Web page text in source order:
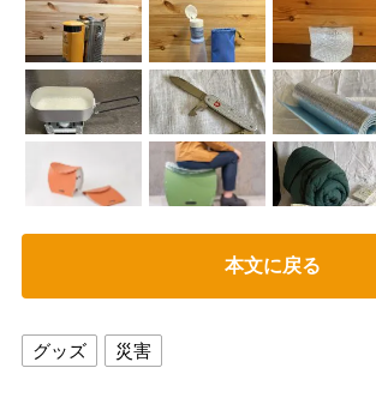
本文に戻る
グッズ 災害